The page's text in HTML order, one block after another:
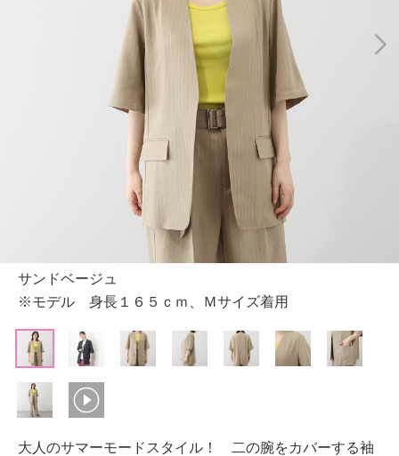
サンドベージュ
※モデル 身長１６５ｃｍ、Ｍサイズ着用
大人のサマーモードスタイル！ 二の腕をカバーする袖